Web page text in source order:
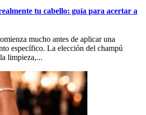
tu cabello: guía para acertar a
mucho antes de aplicar una
específico. La elección del champú
limpieza,...